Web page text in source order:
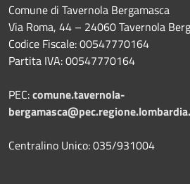
Comune di Tavernola Bergamasca
Via Roma, 44 – 24060 Tavernola
Codice Fiscale: 00547770164
Partita IVA: 00547770164
PEC:comune.tavernola-
Centralino Unico: 035/931004